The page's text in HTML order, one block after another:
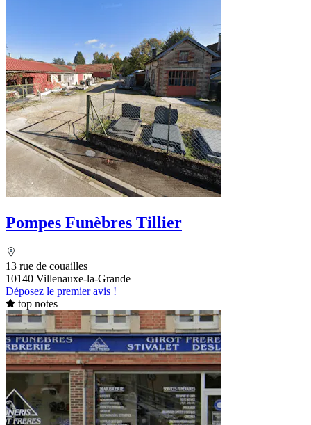
Pompes Funèbres Tillier
13 rue de couailles
10140 Villenauxe-la-Grande
Déposez le premier avis !
top notes